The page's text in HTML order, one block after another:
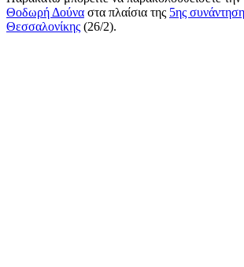
Θοδωρή Δούνα στα πλαίσια της 5ης
Θεσσαλονίκης (26/2).